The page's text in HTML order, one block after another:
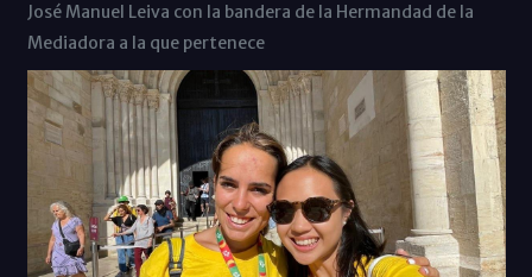
José Manuel Leiva con la bandera de la Hermandad de la
Mediadora a la que pertenece